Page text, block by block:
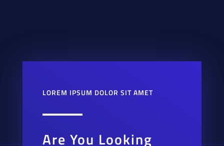
LOREM IPSUM DOLOR SIT AMET
Are You Looking